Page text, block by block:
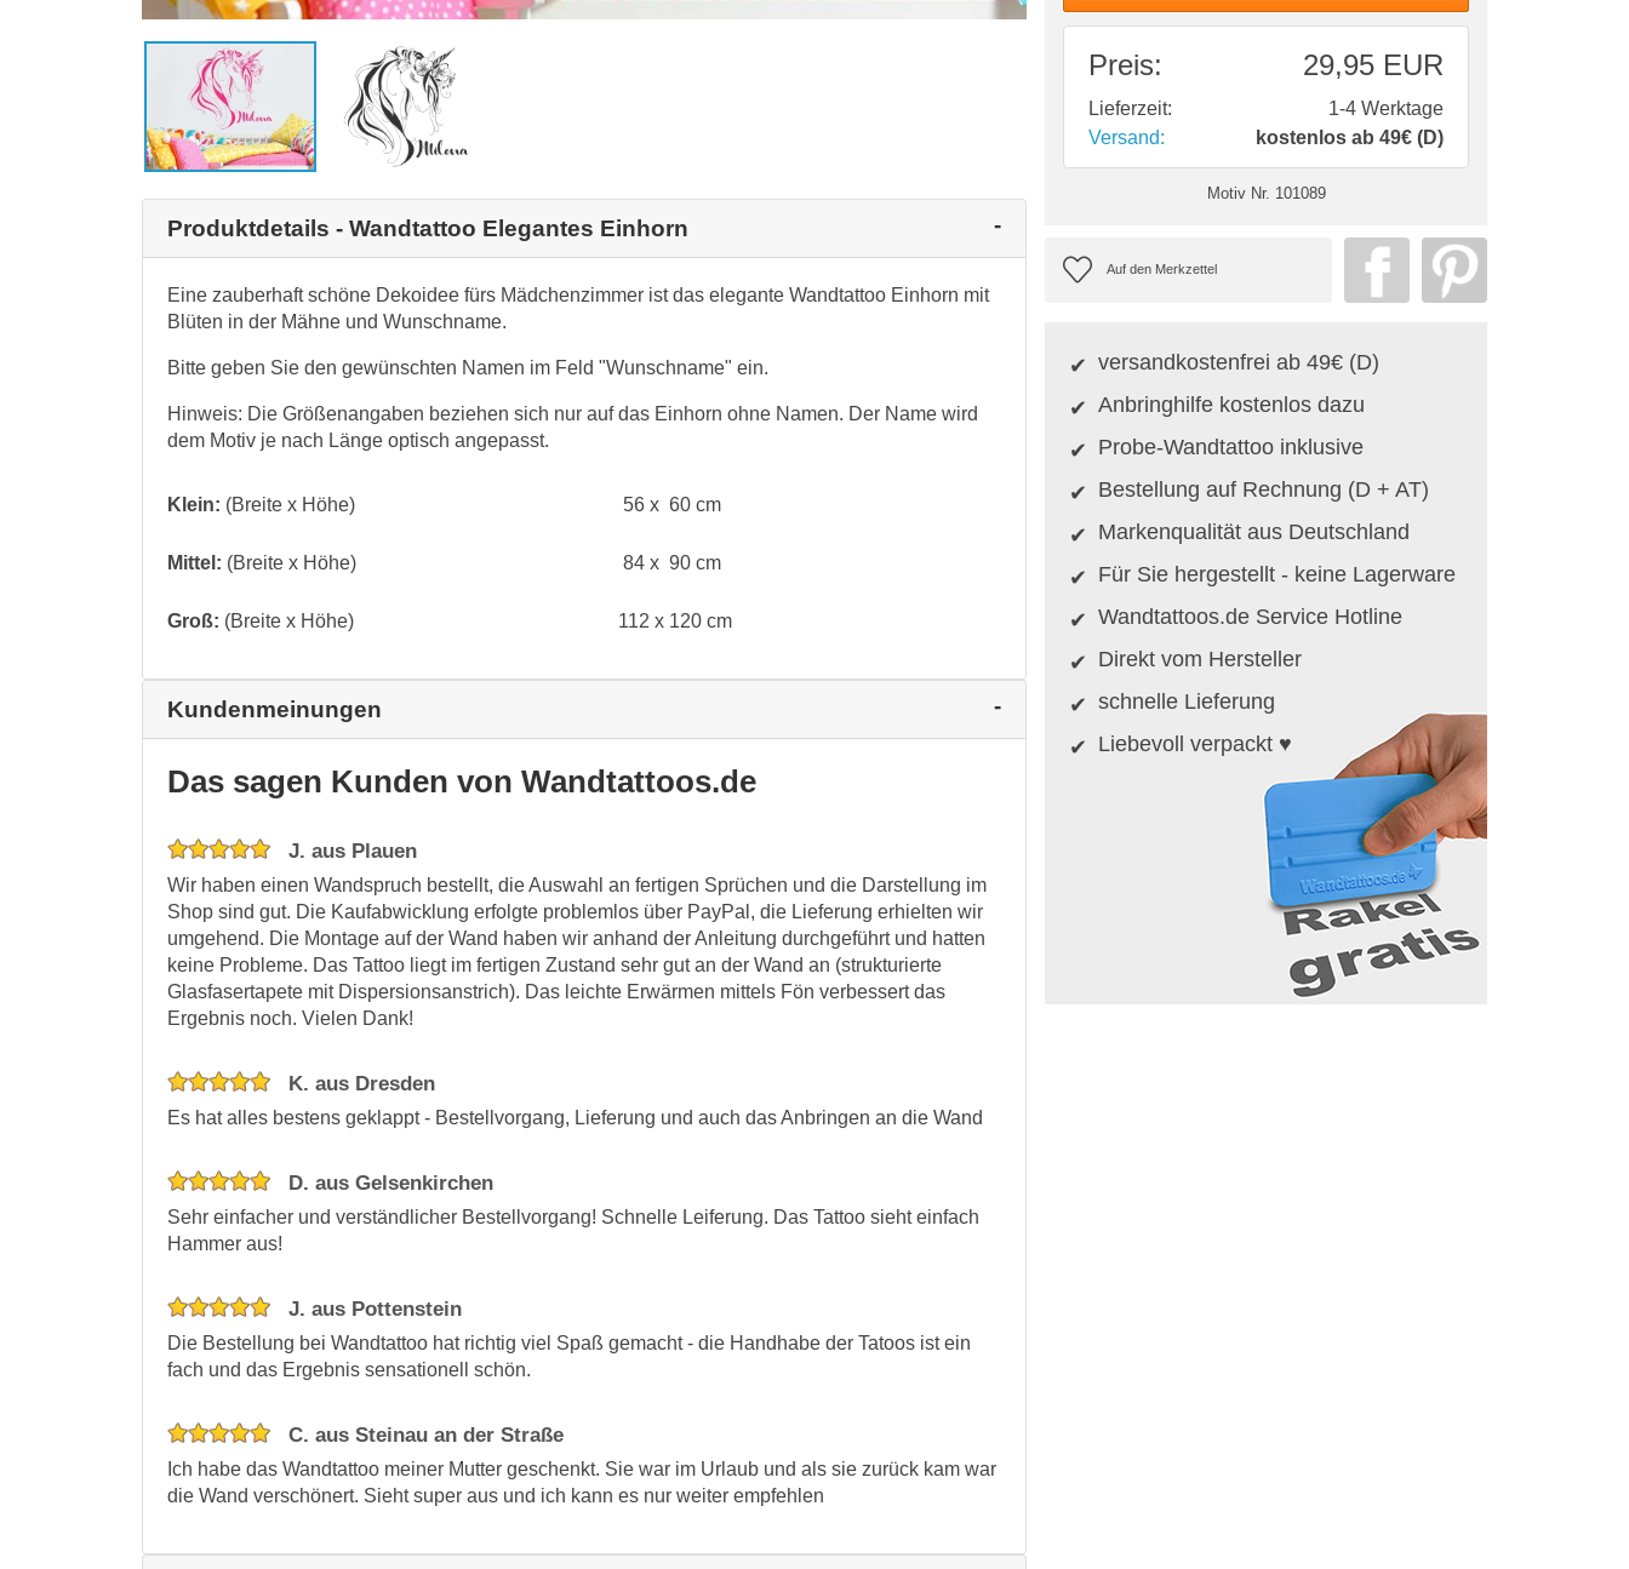
Produktdetails - Wandtattoo Elegantes Einhorn
Eine zauberhaft schöne Dekoidee fürs Mädchenzimmer ist das elegante Wandtattoo Einhorn mit
Blüten in der Mähne und Wunschname.
Bitte geben Sie den gewünschten Namen im Feld "Wunschname" ein.
Hinweis: Die Größenangaben beziehen sich nur auf das Einhorn ohne Namen. Der Name wird
dem Motiv je nach Länge optisch angepasst.
Klein: (Breite x Höhe) 56 x 60 cm
Mittel: (Breite x Höhe) 84 x 90 cm
Groß: (Breite x Höhe) 112 x 120 cm
Kundenmeinungen
Das sagen Kunden von Wandtattoos.de
J. aus Plauen
Wir haben einen Wandspruch bestellt, die Auswahl an fertigen Sprüchen und die Darstellung im
Shop sind gut. Die Kaufabwicklung erfolgte problemlos über PayPal, die Lieferung erhielten wir
umgehend. Die Montage auf der Wand haben wir anhand der Anleitung durchgeführt und hatten
keine Probleme. Das Tattoo liegt im fertigen Zustand sehr gut an der Wand an (strukturierte
Glasfasertapete mit Dispersionsanstrich). Das leichte Erwärmen mittels Fön verbessert das
Ergebnis noch. Vielen Dank!
K. aus Dresden
Es hat alles bestens geklappt - Bestellvorgang, Lieferung und auch das Anbringen an die Wand
D. aus Gelsenkirchen
Sehr einfacher und verständlicher Bestellvorgang! Schnelle Leiferung. Das Tattoo sieht einfach
Hammer aus!
J. aus Pottenstein
Die Bestellung bei Wandtattoo hat richtig viel Spaß gemacht - die Handhabe der Tatoos ist ein
fach und das Ergebnis sensationell schön.
C. aus Steinau an der Straße
Ich habe das Wandtattoo meiner Mutter geschenkt. Sie war im Urlaub und als sie zurück kam war
die Wand verschönert. Sieht super aus und ich kann es nur weiter empfehlen
Preis: 29,95 EUR
Lieferzeit:
1-4 Werktage
Versand:
kostenlos ab 49€ (D)
Motiv Nr. 101089
versandkostenfrei ab 49€ (D)
Anbringhilfe kostenlos dazu
Probe-Wandtattoo inklusive
Bestellung auf Rechnung (D + AT)
Markenqualität aus Deutschland
Für Sie hergestellt - keine Lagerware
Wandtattoos.de Service Hotline
Direkt vom Hersteller
schnelle Lieferung
Liebevoll verpackt ♥